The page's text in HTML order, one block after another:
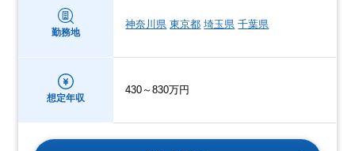
勤務地
神奈川県 東京都 埼玉県 千葉県
想定年収
430～830万円